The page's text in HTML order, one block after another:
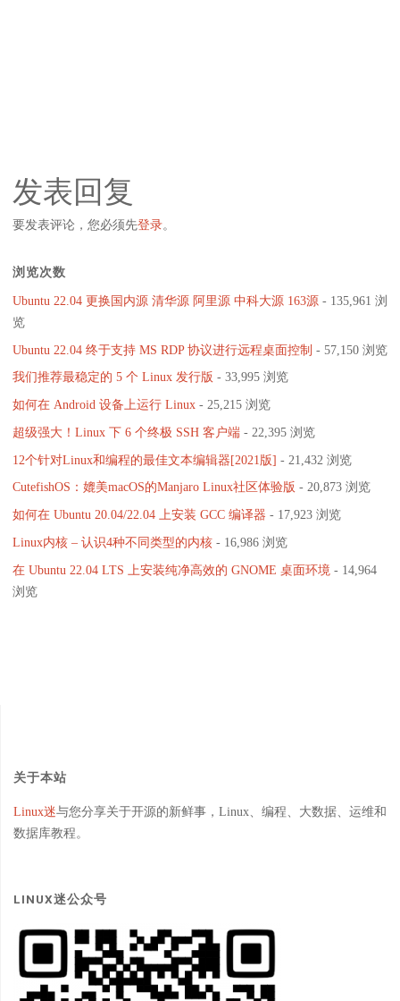
发表回复
要发表评论，您必须先登录。
浏览次数
Ubuntu 22.04 更换国内源 清华源 阿里源 中科大源 163源 - 135,961 浏
览
Ubuntu 22.04 终于支持 MS RDP 协议进行远程桌面控制 - 57,150 浏览
我们推荐最稳定的 5 个 Linux 发行版 - 33,995 浏览
如何在 Android 设备上运行 Linux- 25,215 浏览
超级强大！Linux 下 6 个终极 SSH 客户端- 22,395 浏览
12个针对Linux和编程的最佳文本编辑器[2021版] - 21,432 浏览
CutefishOS：媲美macOS的Manjaro Linux社区体验版 - 20,873 浏览
如何在 Ubuntu 20.04/22.04 上安装 GCC 编译器 - 17,923 浏览
Linux内核 – 认识4种不同类型的内核- 16,986 浏览
在 Ubuntu 22.04 LTS 上安装纯净高效的 GNOME 桌面环境 - 14,964
浏览
关于本站
Linux迷与您分享关于开源的新鲜事，Linux、编程、大数据、运维和
数据库教程。
LINUX迷公众号